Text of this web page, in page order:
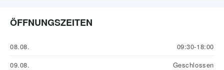
ÖFFNUNGSZEITEN
08.08.
09:30-18:00
09.08.
Geschlossen